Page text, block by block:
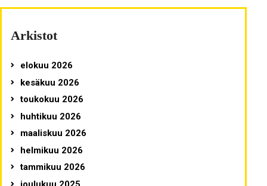
Arkistot
elokuu 2026
kesäkuu 2026
toukokuu 2026
huhtikuu 2026
maaliskuu 2026
helmikuu 2026
tammikuu 2026